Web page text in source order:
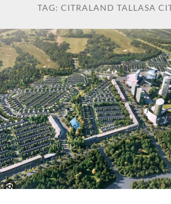
TAG: CITRALAND TALLASA